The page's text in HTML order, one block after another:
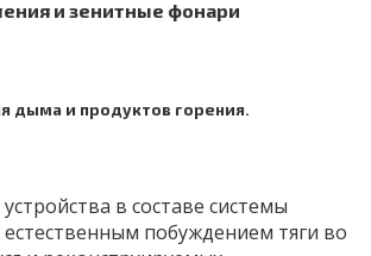
и зенитные фонари
дыма и продуктов горения.
в составе системы
побуждением тяги во